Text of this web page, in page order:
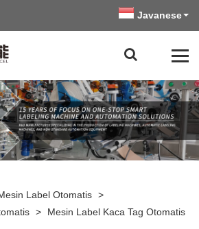
Javanese
Label Otomatis >
> Mesin Label Kaca Tag Otomatis